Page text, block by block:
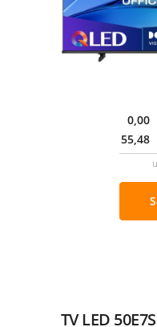
0,00
55,48
TV LED